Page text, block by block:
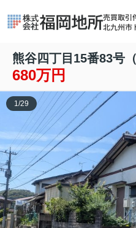
売買取引
北九州市
熊谷四丁目15番83号（
680万円
1/29